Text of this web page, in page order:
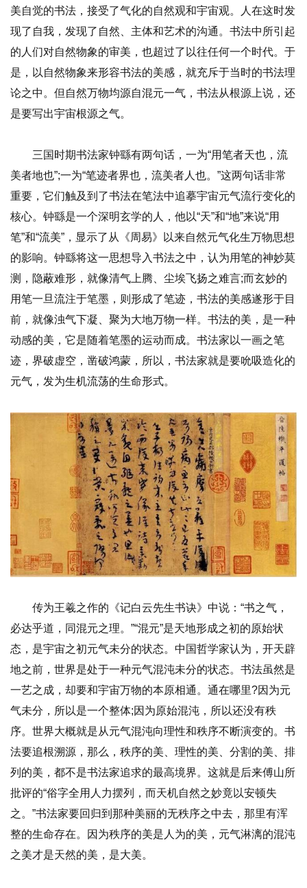
美自觉的书法，接受了气化的自然观和宇宙观。人在这时发
现了自我，发现了自然、主体和艺术的沟通。书法中所引起
的人们对自然物象的审美，也超过了以往任何一个时代。于
是，以自然物象来形容书法的美感，就充斥于当时的书法理
论之中。但自然万物均源自混元一气，书法从根源上说，还
是要写出宇宙根源之气。
三国时期书法家钟繇有两句话，一为“用笔者天也，流
美者地也”;一为“笔迹者界也，流美者人也。”这两句话非常
重要，它们触及到了书法在笔法中追摹宇宙元气流行变化的
核心。钟繇是一个深明玄学的人，他以“天”和“地”来说“用
笔”和“流美”，显示了从《周易》以来自然元气化生万物思想
的影响。钟繇将这一思想导入书法之中，认为用笔的神妙莫
测，隐蔽难形，就像清气上腾、尘埃飞扬之难言;而玄妙的
用笔一旦流注于笔墨，则形成了笔迹，书法的美感遂形于目
前，就像浊气下凝、聚为大地万物一样。书法的美，是一种
动感的美，它是随着笔墨的运动而成。书法家以一画之笔
迹，界破虚空，凿破鸿蒙，所以，书法家就是要吮吸造化的
元气，发为生机流荡的生命形式。
传为王羲之作的《记白云先生书诀》中说：“书之气，
必达乎道，同混元之理。”“混元”是天地形成之初的原始状
态，是宇宙之初元气未分的状态。中国哲学家认为，开天辟
地之前，世界是处于一种元气混沌未分的状态。书法虽然是
一艺之成，却要和宇宙万物的本原相通。通在哪里?因为元
气未分，所以是一个整体;因为原始混沌，所以还没有秩
序。世界大概就是从元气混沌向理性和秩序不断演变的。书
法要追根溯源，那么，秩序的美、理性的美、分割的美、排
列的美，都不是书法家追求的最高境界。这就是后来傅山所
批评的“俗字全用人力摆列，而天机自然之妙竟以安顿失
之。”书法家要回归到那种美丽的无秩序之中去，那里有浑
整的生命存在。因为秩序的美是人为的美，元气淋漓的混沌
之美才是天然的美，是大美。